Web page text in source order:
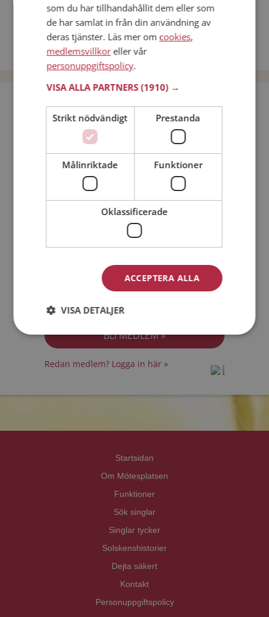
Andra singlar från Stockholm
Dejta män i Sverige
Dejta kvinnor i Sverige
Bli medlem utan kostnad!
Kvinna
Min ålder:
Medlemsvillkoren
Jag accepterarPersonuppgiftspolicyn
Redan medlem? Logga in här »
Startsidan
Om Mötesplatsen
Funktioner
Sök singlar
Singlar tycker
Solskenshistorier
Dejta säkert
Kontakt
Personuppgiftspolicy
som du har tillhandahållit dem eller som
de har samlat in från din användning av
deras tjänster. Läs mer om cookies,
medlemsvillkoreller vår
personuppgiftspolicy.
VISA ALLA PARTNERS(1910) →
Strikt nödvändigt Prestanda
Målinriktade Funktioner
Oklassificerade
ACCEPTERA ALLA
VISA DETALJER